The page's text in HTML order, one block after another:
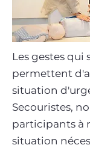
Les gestes qui
permettent
situation
Secouristes,
participants à
situation